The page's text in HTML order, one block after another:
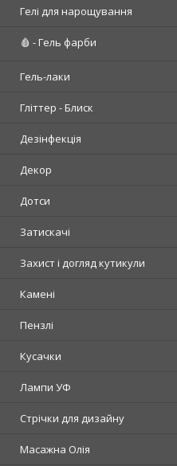
Гелі для нарощування
🩸 - Гель фарби
Гель-лаки
Гліттер - Блиск
Дезінфекція
Декор
Дотси
Затискачі
Захист і догляд кутикули
Камені
Пензлі
Кусачки
Лампи УФ
Стрічки для дизайну
Масажна Олія